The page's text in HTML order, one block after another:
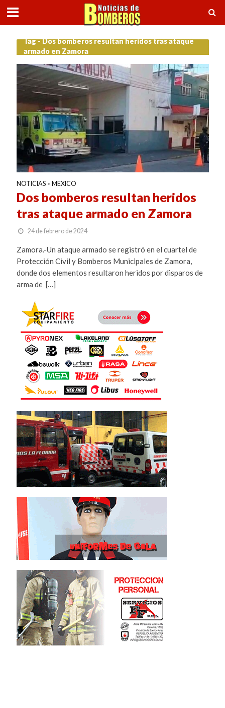
Tag - Dos bomberos resultan heridos tras ataque
armado en Zamora
NOTICIAS • MEXICO
Dos bomberos resultan heridos
tras ataque armado en Zamora
24 de febrero de 2024
Zamora.-Un ataque armado se registró en el cuartel de
Protección Civil y Bomberos Municipales de Zamora,
donde dos elementos resultaron heridos por disparos de
arma de […]